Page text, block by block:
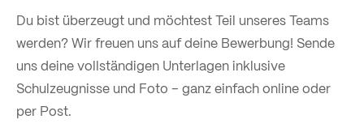
Du bist überzeugt und möchtest Teil unseres Teams
werden? Wir freuen uns auf deine Bewerbung! Sende
uns deine vollständigen Unterlagen inklusive
Schulzeugnisse und Foto – ganz einfach online oder
per Post.